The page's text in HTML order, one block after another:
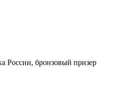
России, бронзовый призер